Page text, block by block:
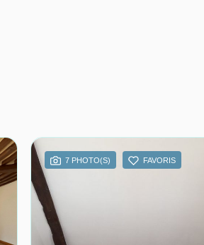
7 PHOTO(S) FAVORIS